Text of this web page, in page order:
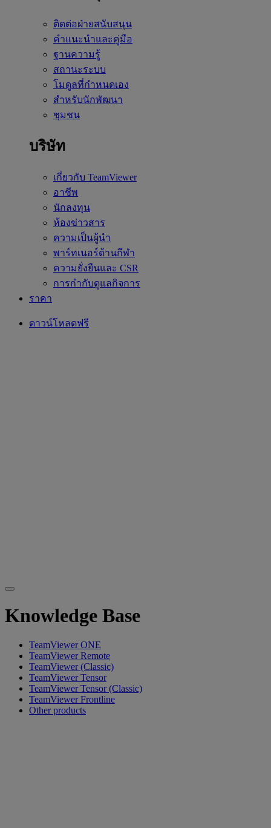
ติดต่อฝ่ายสนับสนุน
คำแนะนำและคู่มือ
ฐานความรู้
สถานะระบบ
โมดูลที่กำหนดเอง
สำหรับนักพัฒนา
ชุมชน
บริษัท
เกี่ยวกับ TeamViewer
อาชีพ
นักลงทุน
ห้องข่าวสาร
ความเป็นผู้นำ
พาร์ทเนอร์ด้านกีฬา
ความยั่งยืนและ CSR
การกำกับดูแลกิจการ
ราคา
ดาวน์โหลดฟรี
Knowledge Base
TeamViewer ONE
TeamViewer Remote
TeamViewer (Classic)
TeamViewer Tensor
TeamViewer Tensor (Classic)
TeamViewer Frontline
Other products